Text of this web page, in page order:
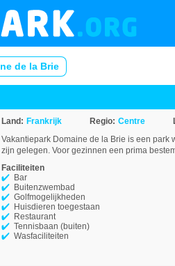
de la Brie
Land: Frankrijk Regio: Centre
Vakantiepark Domaine de la Brie is een
zijn gelegen. Voor gezinnen een prima
Faciliteiten
Bar
Buitenzwembad
Golfmogelijkheden
Huisdieren toegestaan
Restaurant
Tennisbaan (buiten)
Wasfaciliteiten